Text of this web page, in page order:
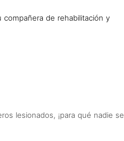
de rehabilitación y
lesionados, ¡para qué nadie se